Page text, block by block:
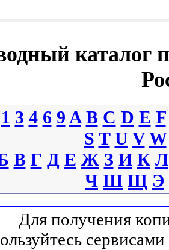
каталог
1 3 4 6 9 A B C D E F
S T U V W
В Г Д Е Ж З И К Л
Ч Ш Щ Э
Для получения
сервисами